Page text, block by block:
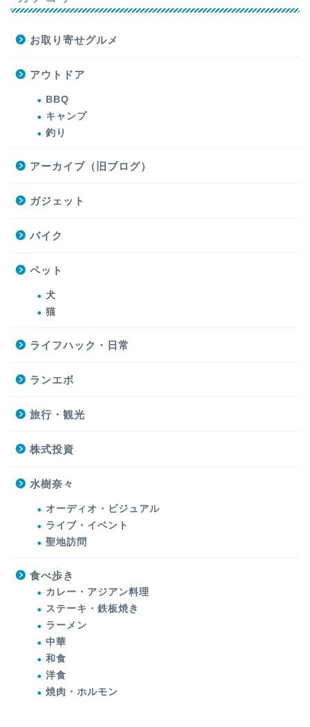
お取り寄せグルメ
アウトドア
BBQ
キャンプ
釣り
アーカイブ（旧ブログ）
ガジェット
バイク
ペット
犬
猫
ライフハック・日常
ランエボ
旅行・観光
株式投資
水樹奈々
オーディオ・ビジュアル
ライブ・イベント
聖地訪問
食べ歩き
カレー・アジアン料理
ステーキ・鉄板焼き
ラーメン
中華
和食
洋食
焼肉・ホルモン